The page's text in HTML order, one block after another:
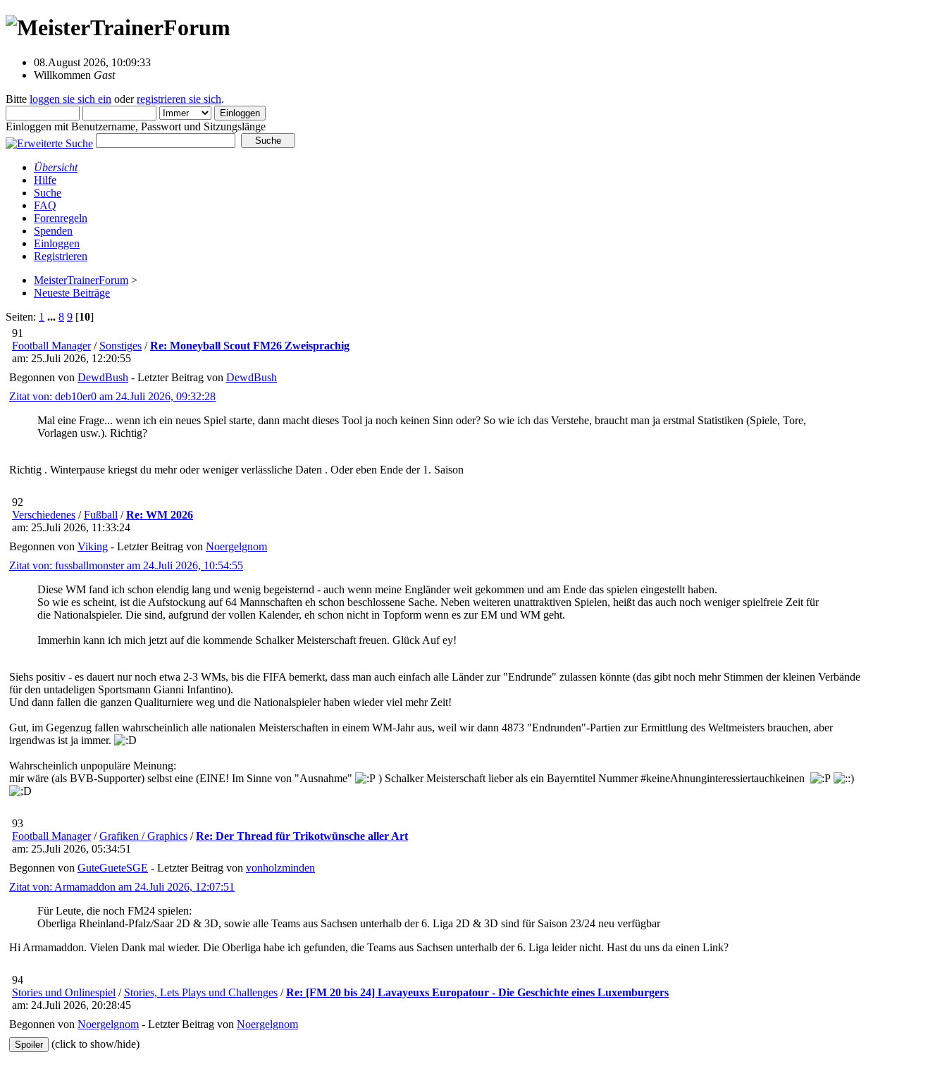
08.August 2026, 10:09:33
Willkommen Gast
Bitte loggen sie sich ein oderregistrieren sie sich.
Einloggen mit Benutzername, Passwort und Sitzungslänge
Übersicht
Hilfe
Suche
FAQ
Forenregeln
Spenden
Einloggen
Registrieren
MeisterTrainerForum >
Neueste Beiträge
Seiten: 1 ... 8 9 [10]
91
Football Manager/ Sonstiges /Re: Moneyball Scout FM26 Zweisprachig
am: 25.Juli 2026, 12:20:55
Begonnen von DewdBush - Letzter Beitrag von DewdBush
Zitat von: deb10er0 am 24.Juli 2026, 09:32:28
Mal eine Frage... wenn ich ein neues Spiel starte, dann macht dieses Tool ja noch keinen Sinn oder? So wie ich das Verstehe, braucht man ja erstmal Statistiken (Spiele, Tore,
Vorlagen usw.). Richtig?
Richtig . Winterpause kriegst du mehr oder weniger verlässliche Daten . Oder eben Ende der 1. Saison
92
Verschiedenes /Fußball /Re: WM 2026
am: 25.Juli 2026, 11:33:24
Begonnen von Viking - Letzter Beitrag von Noergelgnom
Zitat von: fussballmonster am 24.Juli 2026, 10:54:55
Diese WM fand ich schon elendig lang und wenig begeisternd - auch wenn meine Engländer weit gekommen und am Ende das spielen eingestellt haben.
So wie es scheint, ist die Aufstockung auf 64 Mannschaften eh schon beschlossene Sache. Neben weiteren unattraktiven Spielen, heißt das auch noch weniger spielfreie Zeit für
die Nationalspieler. Die sind, aufgrund der vollen Kalender, eh schon nicht in Topform wenn es zur EM und WM geht.
Immerhin kann ich mich jetzt auf die kommende Schalker Meisterschaft freuen. Glück Auf ey!
Siehs positiv - es dauert nur noch etwa 2-3 WMs, bis die FIFA bemerkt, dass man auch einfach alle Länder zur "Endrunde" zulassen könnte (das gibt noch mehr Stimmen der kleinen Verbände
für den untadeligen Sportsmann Gianni Infantino).
Und dann fallen die ganzen Qualiturniere weg und die Nationalspieler haben wieder viel mehr Zeit!
Gut, im Gegenzug fallen wahrscheinlich alle nationalen Meisterschaften in einem WM-Jahr aus, weil wir dann 4873 "Endrunden"-Partien zur Ermittlung des Weltmeisters brauchen, aber
irgendwas ist ja immer.
Wahrscheinlich unpopuläre Meinung:
mir wäre (als BVB-Supporter) selbst eine (EINE! Im Sinne von "Ausnahme"
) Schalker Meisterschaft lieber als ein Bayerntitel Nummer #keineAhnunginteressiertauchkeinen
93
Football Manager/Grafiken / Graphics /Re: Der Thread für Trikotwünsche aller Art
am: 25.Juli 2026, 05:34:51
Begonnen von GuteGueteSGE - Letzter Beitrag von vonholzminden
Zitat von: Armamaddon am 24.Juli 2026, 12:07:51
Für Leute, die noch FM24 spielen:
Oberliga Rheinland-Pfalz/Saar 2D & 3D, sowie alle Teams aus Sachsen unterhalb der 6. Liga 2D & 3D sind für Saison 23/24 neu verfügbar
Hi Armamaddon. Vielen Dank mal wieder. Die Oberliga habe ich gefunden, die Teams aus Sachsen unterhalb der 6. Liga leider nicht. Hast du uns da einen Link?
94
Stories und Onlinespiel / Stories, Lets Plays und Challenges /Re: [FM 20 bis 24] Lavayeuxs Europatour - Die Geschichte eines Luxemburgers
am: 24.Juli 2026, 20:28:45
Begonnen von Noergelgnom - Letzter Beitrag von Noergelgnom
(click to show/hide)